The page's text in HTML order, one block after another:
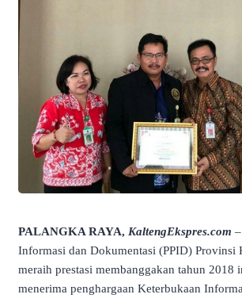
PALANGKA RAYA, KaltengEkspres.com
Informasi dan Dokumentasi (PPID) Provinsi
meraih prestasi membanggakan tahun 2018
menerima penghargaan Keterbukaan